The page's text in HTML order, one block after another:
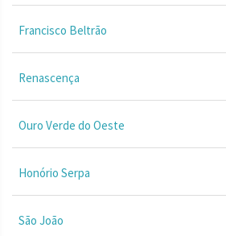
Francisco Beltrão
Renascença
Ouro Verde do Oeste
Honório Serpa
São João